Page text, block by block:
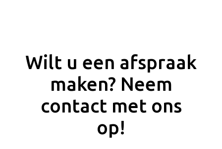
Wilt u een afspraak
maken? Neem
contact met ons
op!